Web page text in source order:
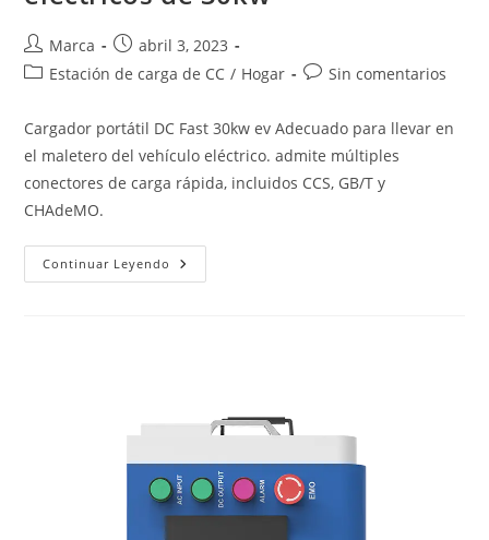
Marca
abril 3, 2023
Estación de carga de CC / Hogar Sin comentarios
Cargador portátil DC Fast 30kw ev Adecuado para llevar en
el maletero del vehículo eléctrico. admite múltiples
conectores de carga rápida, incluidos CCS, GB/T y
CHAdeMO.
Continuar Leyendo